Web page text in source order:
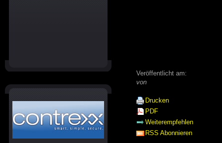
Veröffentlicht am:
von
Drucken
PDF
Weiterempfehlen
RSS Abonnieren